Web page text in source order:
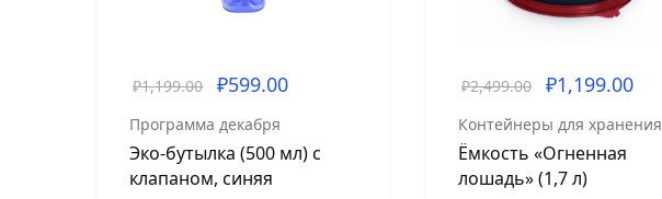
₽1,199.00 ₽599.00
Программа декабря
Эко-бутылка (500 мл) с
клапаном, синяя
₽2,499.00 ₽1,199.00
Контейнеры для хранения
Ёмкость «Огненная
лошадь» (1,7 л)